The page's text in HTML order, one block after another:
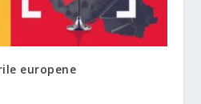
europene